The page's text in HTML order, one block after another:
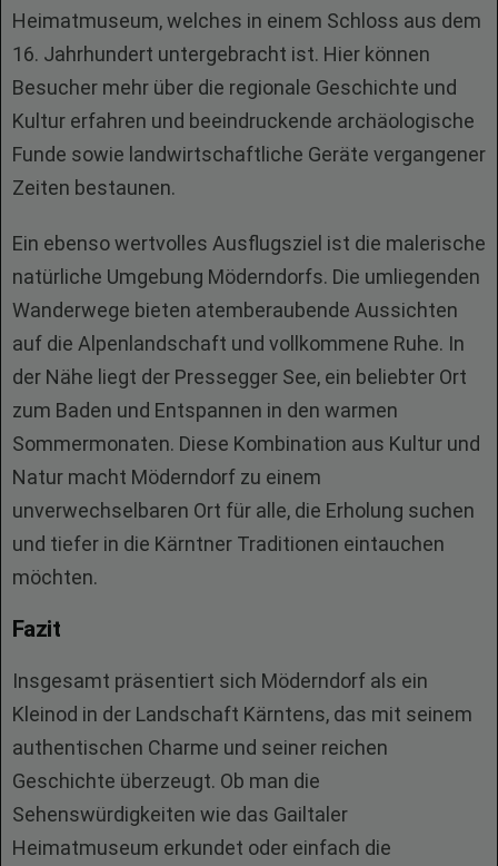
Heimatmuseum, welches in einem Schloss aus dem
16. Jahrhundert untergebracht ist. Hier können
Besucher mehr über die regionale Geschichte und
Kultur erfahren und beeindruckende archäologische
Funde sowie landwirtschaftliche Geräte vergangener
Zeiten bestaunen.
Ein ebenso wertvolles Ausflugsziel ist die malerische
natürliche Umgebung Möderndorfs. Die umliegenden
Wanderwege bieten atemberaubende Aussichten
auf die Alpenlandschaft und vollkommene Ruhe. In
der Nähe liegt der Pressegger See, ein beliebter Ort
zum Baden und Entspannen in den warmen
Sommermonaten. Diese Kombination aus Kultur und
Natur macht Möderndorf zu einem
unverwechselbaren Ort für alle, die Erholung suchen
und tiefer in die Kärntner Traditionen eintauchen
möchten.
Fazit
Insgesamt präsentiert sich Möderndorf als ein
Kleinod in der Landschaft Kärntens, das mit seinem
authentischen Charme und seiner reichen
Geschichte überzeugt. Ob man die
Sehenswürdigkeiten wie das Gailtaler
Heimatmuseum erkundet oder einfach die